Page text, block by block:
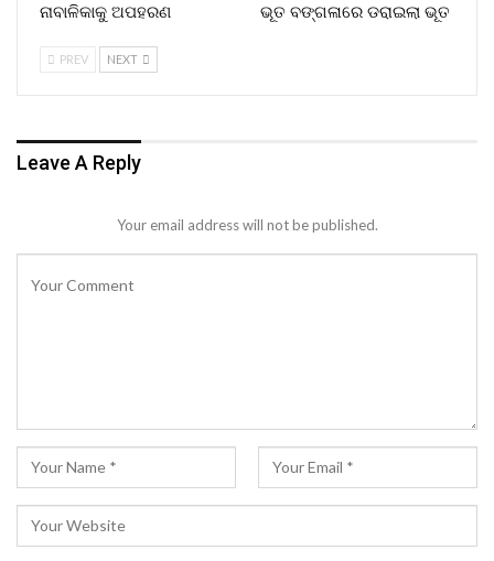
ନାବାଳିକାକୁ ଅପହରଣ ଭୂତ ବଙ୍ଗଳାରେ ଡରାଇଲା ଭୂତ
PREV NEXT
Leave A Reply
Your email address will not be published.